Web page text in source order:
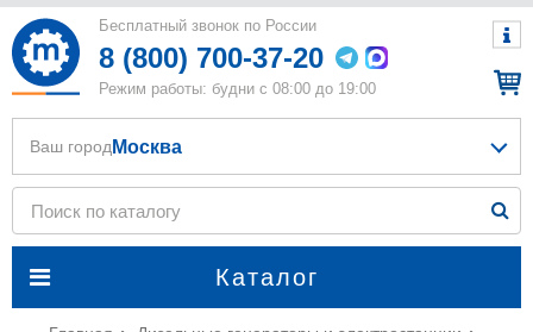
Бесплатный звонок по России
8 (800) 700-37-20
Режим работы: будни с 08:00 до 19:00
Каталог
Ваш город Москва